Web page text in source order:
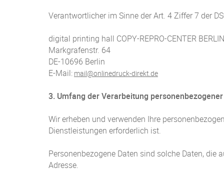
Verantwortlicher im Sinne der Art. 4 Ziffer 7 der
digital printing hall COPY-REPRO-CENTER
Markgrafenstr. 64
DE-10696 Berlin
E-Mail: mail@onlinedruck-direkt.de
3. Umfang der Verarbeitung
Wir erheben und verwenden Ihre
Dienstleistungen erforderlich ist.
Personenbezogene Daten sind solche Daten, die
Adresse.